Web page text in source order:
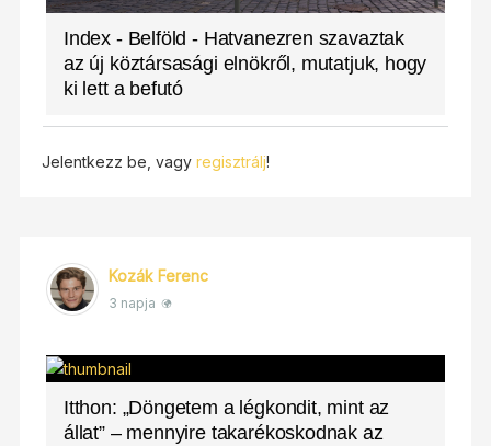
Index - Belföld - Hatvanezren szavaztak
az új köztársasági elnökről, mutatjuk, hogy
ki lett a befutó
Jelentkezz be, vagy regisztrálj!
Kozák Ferenc
3 napja
Itthon: „Döngetem a légkondit, mint az
állat” – mennyire takarékoskodnak az